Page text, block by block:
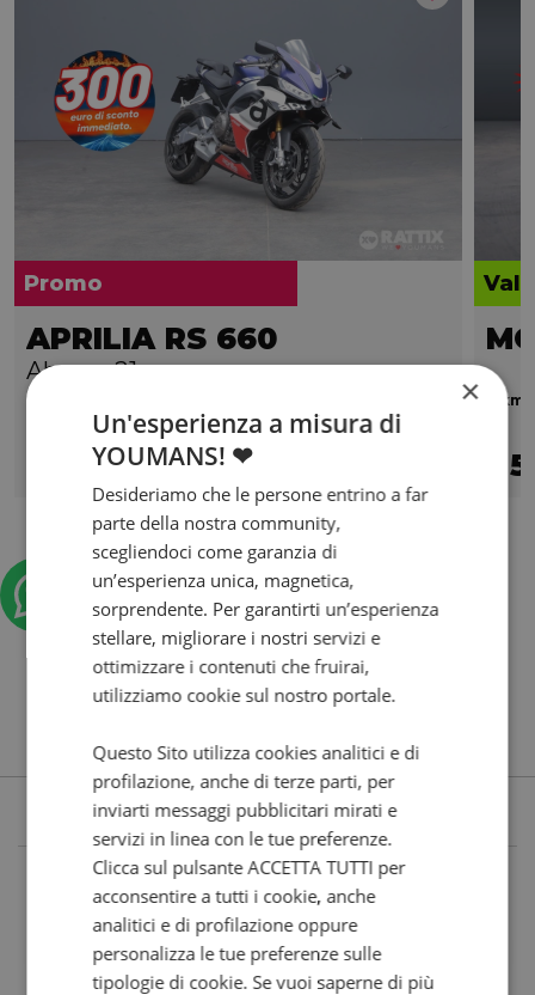
Promo
APRILIA RS 660
Abs my21
2024 | 10042 km | 659 cc | 100 Hp | 73.5 Kw
9.390
0 km
×
Un'esperienza a misura di
YOUMANS! ❤
Desideriamo che le persone entrino a far
parte della nostra community,
scegliendoci come garanzia di
un’esperienza unica, magnetica,
sorprendente. Per garantirti un’esperienza
stellare, migliorare i nostri servizi e
ottimizzare i contenuti che fruirai,
utilizziamo cookie sul nostro portale.
Questo Sito utilizza cookies analitici e di
profilazione, anche di terze parti, per
inviarti messaggi pubblicitari mirati e
servizi in linea con le tue preferenze.
Clicca sul pulsante ACCETTA TUTTI per
acconsentire a tutti i cookie, anche
analitici e di profilazione oppure
personalizza le tue preferenze sulle
tipologie di cookie. Se vuoi saperne di più